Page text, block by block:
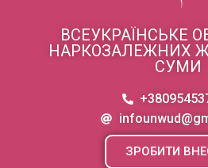
ВСЕУКРАЇНСЬКЕ
НАРКОЗАЛЕЖНИХ
СУМИ
ЗРОБИТИ